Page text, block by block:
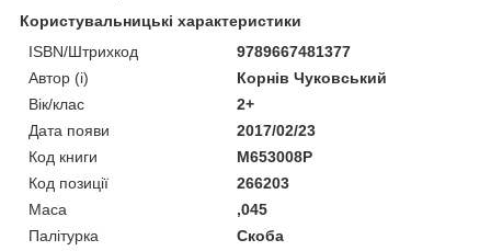
Користувальницькі характеристики
ISBN/Штрихкод
9789667481377
Автор (і)
Корнів Чуковський
Вік/клас
2+
Дата появи
2017/02/23
Код книги
М653008Р
Код позиції
266203
Маса
,045
Палітурка
Скоба